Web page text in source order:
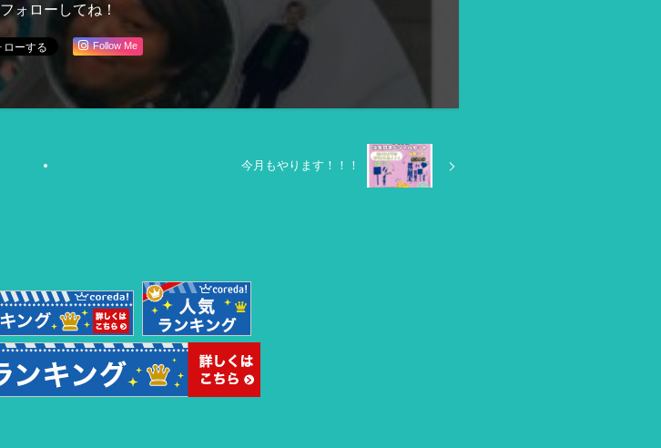
フォローしてね！
Follow Me
今月もやります！！！